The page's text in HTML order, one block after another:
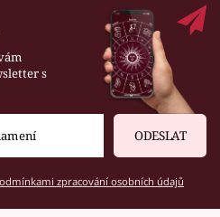
s
ODESLAT
zpracování osobních údajů